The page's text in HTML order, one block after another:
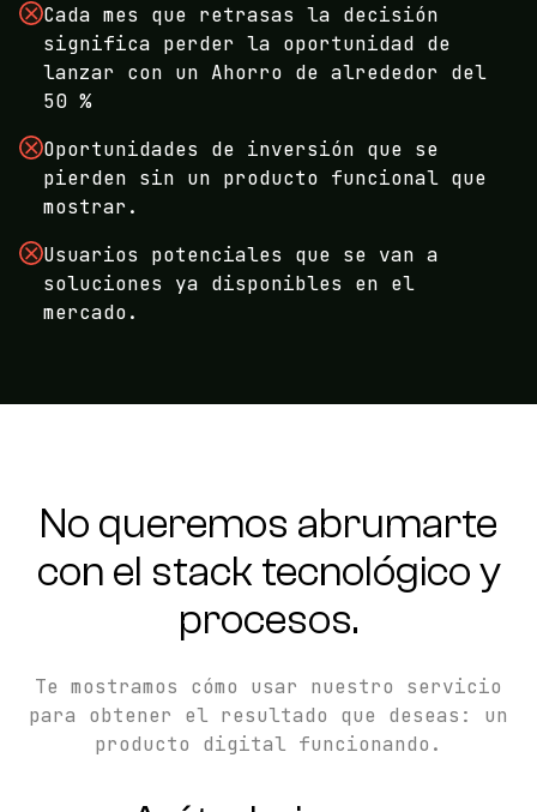
Cada mes que retrasas la decisión
significa perder la oportunidad de
lanzar con un Ahorro de alrededor del
50 %
Oportunidades de inversión que se
pierden sin un producto funcional que
mostrar.
Usuarios potenciales que se van a
soluciones ya disponibles en el
mercado.
No queremos abrumarte
con el stack tecnológico y
procesos.
Te mostramos cómo usar nuestro servicio
para obtener el resultado que deseas: un
producto digital funcionando.